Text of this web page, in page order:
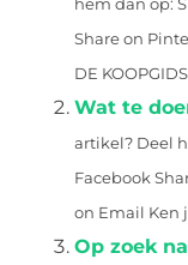
hem dan op:
Share on
DE
Wat te
artikel? Deel
Facebook
on Email Ken
Op zoek